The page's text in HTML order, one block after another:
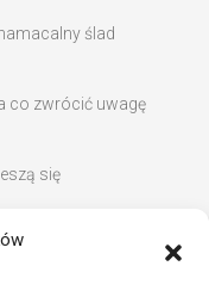
ślad
co zwrócić uwagę
się
wybrać dobrą